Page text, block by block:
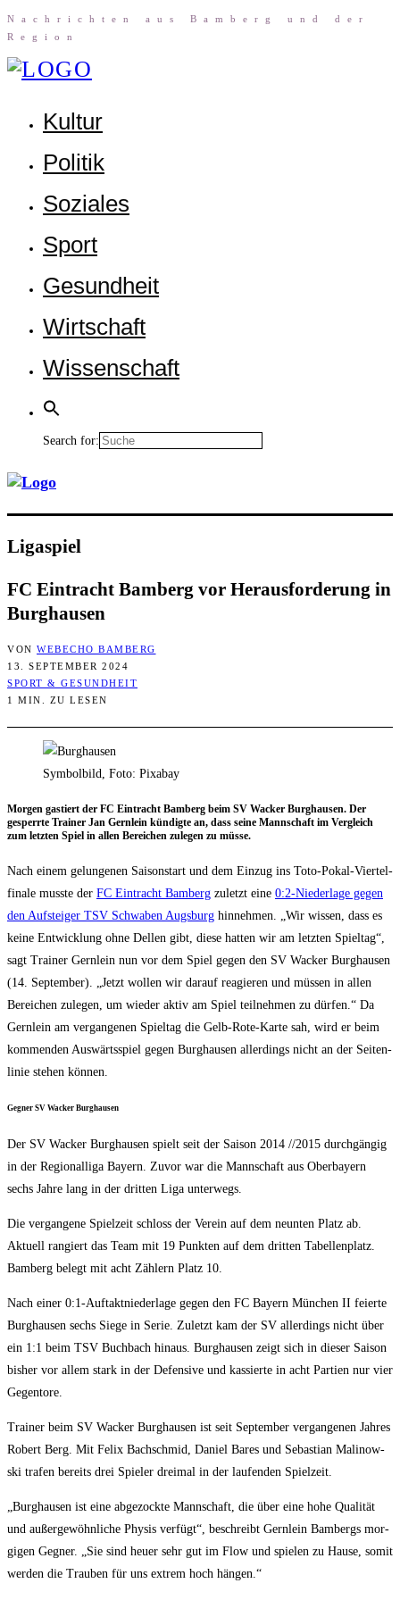
Nach­rich­ten aus Bam­berg und der
Region
Kul­tur
Poli­tik
Sozia­les
Sport
Gesund­heit
Wirt­schaft
Wis­sen­schaft
Search for:
Liga­spiel
FC Ein­tracht Bam­berg vor Her­aus­for­de­rung in
Burghausen
VON WEBECHO BAMBERG
13. SEPTEMBER 2024
SPORT & GESUNDHEIT
1 MIN. ZU LESEN
Symbolbild, Foto: Pixabay
Mor­gen gas­tiert der FC Ein­tracht Bam­berg beim SV Wacker Burg­hau­sen. Der
gesperr­te Trai­ner Jan Gern­lein kün­dig­te an, dass sei­ne Mann­schaft im Ver­gleich
zum letz­ten Spiel in allen Berei­chen zule­gen zu müsse.
Nach einem gelun­ge­nen Sai­son­start und dem Ein­zug ins Toto-Pokal-Vier­tel­
fi­na­le muss­te der FC Ein­tracht Bam­berg zuletzt eine 0:2‑Niederlage gegen
den Auf­stei­ger TSV Schwa­ben Augs­burg hin­neh­men. „Wir wis­sen, dass es
kei­ne Ent­wick­lung ohne Del­len gibt, die­se hat­ten wir am letz­ten Spiel­tag“,
sagt Trai­ner Gern­lein nun vor dem Spiel gegen den SV Wacker Burg­hau­sen
(14. Sep­tem­ber). „Jetzt wol­len wir dar­auf reagie­ren und müs­sen in allen
Berei­chen zule­gen, um wie­der aktiv am Spiel teil­neh­men zu dür­fen.“ Da
Gern­lein am ver­gan­ge­nen Spiel­tag die Gelb-Rote-Kar­te sah, wird er beim
kom­men­den Aus­wärts­spiel gegen Burg­hau­sen aller­dings nicht an der Sei­ten­
li­nie ste­hen können.
Geg­ner SV Wacker Burghausen
Der SV Wacker Burg­hau­sen spielt seit der Sai­son 2014 /​/​2015 durch­gän­gig
in der Regio­nal­li­ga Bay­ern. Zuvor war die Mann­schaft aus Ober­bay­ern
sechs Jah­re lang in der drit­ten Liga unterwegs.
Die ver­gan­ge­ne Spiel­zeit schloss der Ver­ein auf dem neun­ten Platz ab.
Aktu­ell ran­giert das Team mit 19 Punk­ten auf dem drit­ten Tabel­len­platz.
Bam­berg belegt mit acht Zäh­lern Platz 10.
Nach einer 0:1‑Auftaktniederlage gegen den FC Bay­ern Mün­chen II fei­er­te
Burg­hau­sen sechs Sie­ge in Serie. Zuletzt kam der SV aller­dings nicht über
ein 1:1 beim TSV Buch­bach hin­aus. Burg­hau­sen zeigt sich in die­ser Sai­son
bis­her vor allem stark in der Defen­si­ve und kas­sier­te in acht Par­tien nur vier
Gegentore.
Trai­ner beim SV Wacker Burg­hau­sen ist seit Sep­tem­ber ver­gan­ge­nen Jah­res
Robert Berg. Mit Felix Bach­schmid, Dani­el Bares und Sebas­ti­an Mali­now­
ski tra­fen bereits drei Spie­ler drei­mal in der lau­fen­den Spielzeit.
„Burg­hau­sen ist eine abge­zock­te Mann­schaft, die über eine hohe Qua­li­tät
und außer­ge­wöhn­li­che Phy­sis ver­fügt“, beschreibt Gern­lein Bam­bergs mor­
gi­gen Geg­ner. „Sie sind heu­er sehr gut im Flow und spie­len zu Hau­se, somit
wer­den die Trau­ben für uns extrem hoch hängen.“